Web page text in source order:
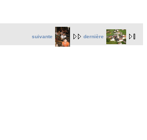
suivante dernière